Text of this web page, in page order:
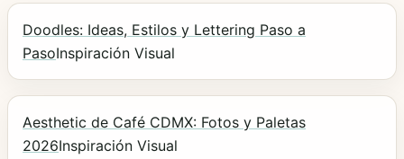
Doodles: Ideas, Estilos y Lettering Paso a
PasoInspiración Visual
Aesthetic de Café CDMX: Fotos y Paletas
2026Inspiración Visual